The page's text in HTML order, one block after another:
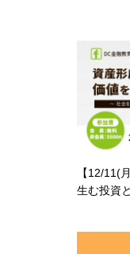
【12/11(
生む投資